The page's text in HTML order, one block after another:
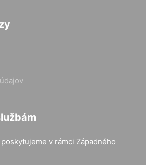
v rámci Západného